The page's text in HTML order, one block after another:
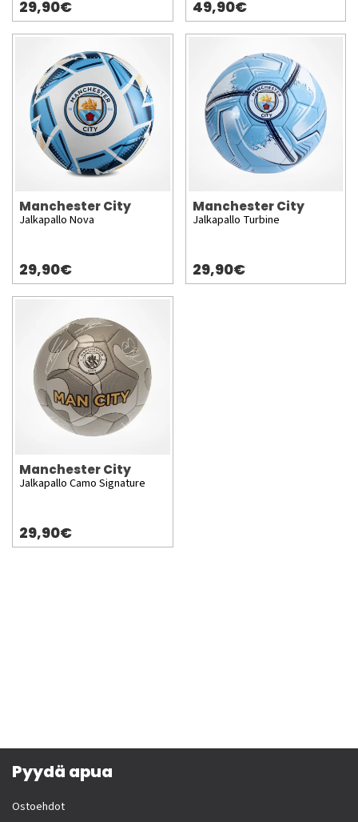
29,90€ 49,90€
Manchester City
Jalkapallo Nova
29,90€
Manchester City
Jalkapallo Turbine
29,90€
Manchester City
Jalkapallo Camo Signature
29,90€
Pyydä apua
Ostoehdot